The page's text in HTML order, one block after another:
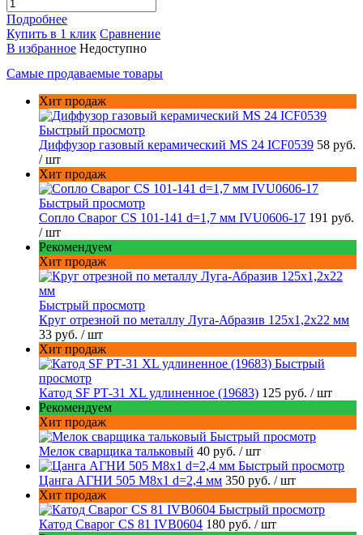
Подробнее
Купить в 1 клик Сравнение
В избранное Недоступно
Самые продаваемые товары
Хит продаж
Быстрый просмотр
Диффузор газовый керамический MS 24 ICF0539 58 руб.
/ шт
Хит продаж
Быстрый просмотр
Сопло Сварог CS 101-141 d=1,7 мм IVU0606-17 191 руб.
/ шт
Рекомендуем
Хит продаж
Быстрый просмотр
Круг отрезной по металлу Луга-Абразив 125x1,2x22 мм
33 руб. / шт
Хит продаж
Быстрый
просмотр
Катод SF РТ-31 XL удлиненное (19683) 125 руб. / шт
Рекомендуем
Хит продаж
Быстрый просмотр
Мелок сварщика тальковый 40 руб. / шт
Быстрый просмотр
Цанга АГНИ 505 М8х1 d=2,4 мм 350 руб. / шт
Хит продаж
Быстрый просмотр
Катод Сварог CS 81 IVB0604 180 руб. / шт